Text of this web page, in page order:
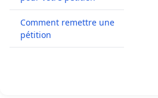
Comment remettre une
pétition